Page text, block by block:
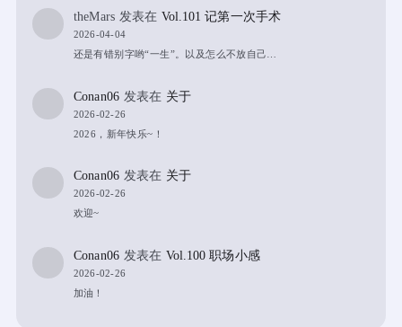
theMars 发表在 Vol.101 记第一次手术
2026-04-04
还是有错别字哟“一生”。以及怎么不放自己…
Conan06 发表在 关于
2026-02-26
2026，新年快乐~！
Conan06 发表在 关于
2026-02-26
欢迎~
Conan06 发表在 Vol.100 职场小感
2026-02-26
加油！